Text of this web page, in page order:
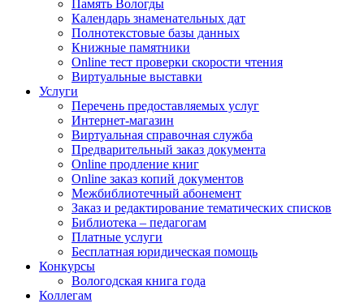
Память Вологды
Календарь знаменательных дат
Полнотекстовые базы данных
Книжные памятники
Online тест проверки скорости чтения
Виртуальные выставки
Услуги
Перечень предоставляемых услуг
Интернет-магазин
Виртуальная справочная служба
Предварительный заказ документа
Online продление книг
Online заказ копий документов
Межбиблиотечный абонемент
Заказ и редактирование тематических списков
Библиотека – педагогам
Платные услуги
Бесплатная юридическая помощь
Конкурсы
Вологодская книга года
Коллегам